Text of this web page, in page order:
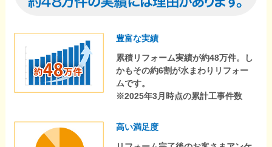
豊富な実績
累積リフォーム実績が約48万件。し
かもその約6割が水まわりリフォー
ムです。
※2025年3月時点の累計工事件数
高い満足度